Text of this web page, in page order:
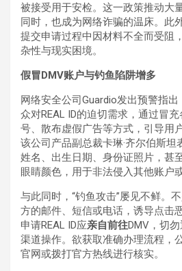
被接受用于安检。这一政策推动大
同时，也成为网络诈骗的温床。此
提交申请过程中因材料不全而受阻
杂性与现实困境。
假冒DMV账户与钓鱼陷阱增多
网络安全公司Guardio发出预警指
众对REAL ID的迫切需求，通过冒
号、散布虚假广告等方式，引导用
该公司产品副总裁卡琳·齐尔伯斯坦
姓名、出生日期、身份证照片，甚
眼睛颜色，用于非法侵入其他账户
与此同时，“钓鱼攻击”屡见不鲜。
方的邮件、短信或电话，诱导点击
申请REAL ID应亲自前往DMV，切
渠道操作。欲获取准确办理流程，
官网或拨打官方热线进行核实。